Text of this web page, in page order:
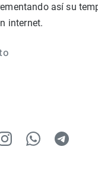
así su
internet.